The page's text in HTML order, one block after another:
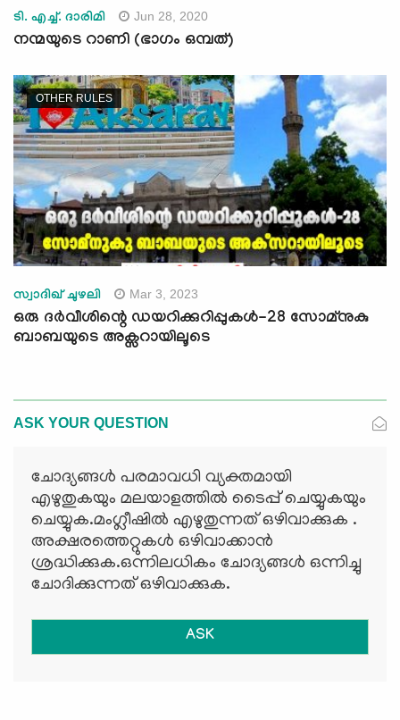
ടി. എച്ച്. ദാരിമി Jun 28, 2020
നന്മയുടെ റാണി (ഭാഗം ഒമ്പത്)
OTHER RULES
സ്വാദിഖ് ചുഴലി Mar 3, 2023
ഒരു ദർവീശിന്റെ ഡയറിക്കുറിപ്പുകൾ-28 സോമ്നുകു
ബാബയുടെ അക്സറായിലൂടെ
ASK YOUR QUESTION
ചോദ്യങ്ങള്‍ പരമാവധി വ്യക്തമായി
എഴുതുകയും മലയാളത്തില്‍ ടൈപ്പ് ചെയ്യുകയും
ചെയ്യുക.മംഗ്ലീഷില്‍ എഴുതുന്നത് ഒഴിവാക്കുക .
അക്ഷരത്തെറ്റുകള്‍ ഒഴിവാക്കാന്‍
ശ്രദ്ധിക്കുക.ഒന്നിലധികം ചോദ്യങ്ങള്‍ ഒന്നിച്ചു
ചോദിക്കുന്നത് ഒഴിവാക്കുക.
ASK